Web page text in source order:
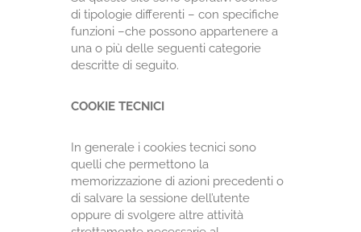
di tipologie differenti – con specifiche
funzioni –che possono appartenere a
una o più delle seguenti categorie
descritte di seguito.
COOKIE TECNICI
In generale i cookies tecnici sono
quelli che permettono la
memorizzazione di azioni precedenti o
di salvare la sessione dell’utente
oppure di svolgere altre attività